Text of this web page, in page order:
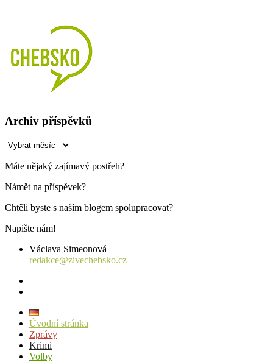
Archiv příspěvků
Archiv
Máte nějaký zajímavý postřeh?
Námět na příspěvek?
Chtěli byste s naším blogem spolupracovat?
Napište nám!
Václava Simeonová
redakce@zivechebsko.cz
Úvodní stránka
Zprávy
Krimi
Volby